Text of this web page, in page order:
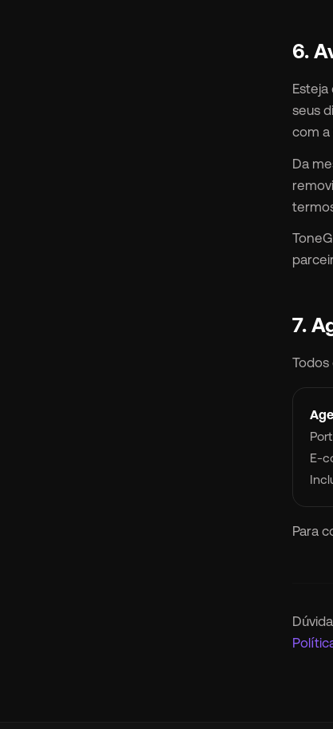
6.
seus
com a
Da
7.
E-
Para